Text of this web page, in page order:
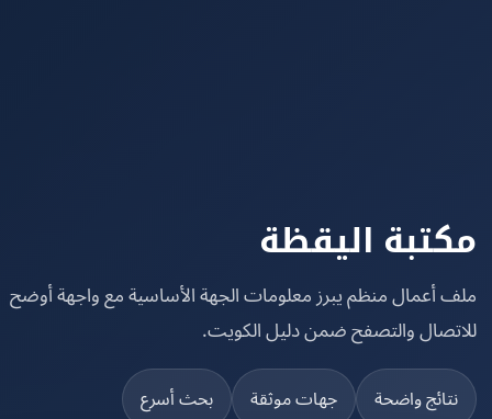
اليقظة
منظم يبرز معلومات الجهة الأساسية مع واجهة أوضح
والتصفح ضمن دليل الكويت.
واضحة جهات موثقة بحث أسرع